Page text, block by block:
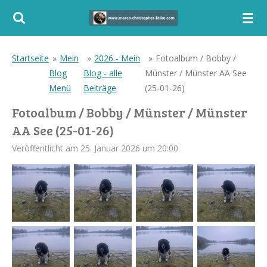
Zum
Startseite » Mein
Blog
Menü
» 2026 - Mein
Blog - alle
Beiträge
» Fotoalbum / Bobby /
Münster / Münster AA See
(25-01-26)
Fotoalbum / Bobby / Münster / Münster
AA See (25-01-26)
Veröffentlicht am 25. Januar 2026 um 20:00